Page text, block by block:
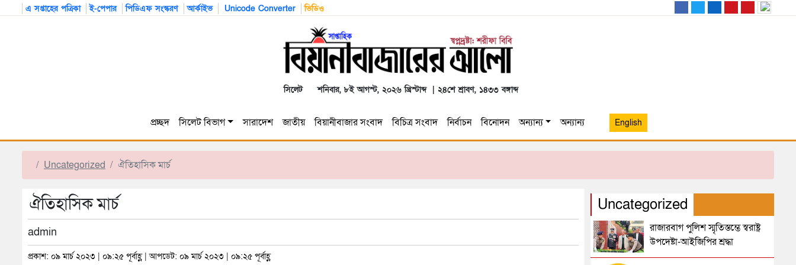
এ সপ্তাহের পত্রিকা ই-পেপার পিডিএফ সংস্করণ আর্কাইভ Unicode Converter ভিডিও
সিলেট শনিবার, ৮ই আগস্ট, ২০২৬ খ্রিস্টাব্দ | ২৪শে শ্রাবণ, ১৪৩৩ বঙ্গাব্দ
প্রচ্ছদ সিলেট বিভাগ সারাদেশ জাতীয় বিয়ানীবাজার সংবাদ বিচিত্র সংবাদ নির্বাচন বিনোদন অন্যান্য অন্যান্য English
Uncategorized ঐতিহাসিক মার্চ
ঐতিহাসিক মার্চ
admin
প্রকাশ: ০৯ মার্চ ২০২৩ | ০৯:২৫ পূর্বাহ্ণ | আপডেট: ০৯ মার্চ ২০২৩ | ০৯:২৫ পূর্বাহ্ণ
Uncategorized
রাজারবাগ পুলিশ স্মৃতিস্তম্ভে স্বরাষ্ট্র
উপদেষ্টা-আইজিপির শ্রদ্ধা